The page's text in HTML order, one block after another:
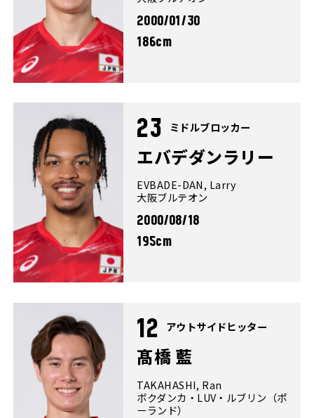
2000/01/30
186cm
23 ミドルブロッカー
エバデダンラリー
EVBADE-DAN, Larry
大阪ブルテオン
2000/08/18
195cm
12 アウトサイドヒッター
髙橋 藍
TAKAHASHI, Ran
ボクダンカ・LUV・ルブリン（ポ
ーランド）